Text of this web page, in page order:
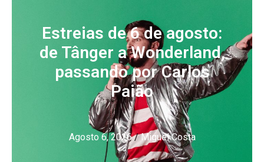
Estreias de 6 de agosto:
de Tânger a Wonderland,
passando por Carlos
Paião
Agosto 6, 2026 / Miguel Costa